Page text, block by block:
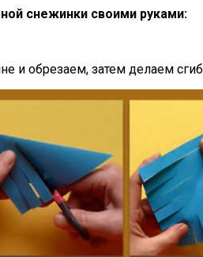
снежинки своими руками:
и обрезаем, затем делаем сгиб